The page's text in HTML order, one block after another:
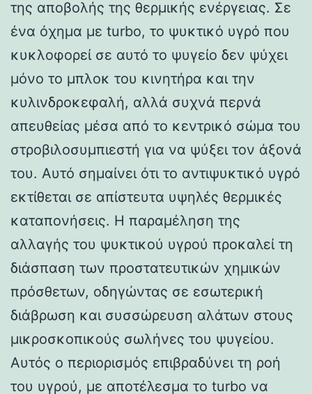
της αποβολής της θερμικής ενέργειας. Σε
ένα όχημα με turbo, το ψυκτικό υγρό που
κυκλοφορεί σε αυτό το ψυγείο δεν ψύχει
μόνο το μπλοκ του κινητήρα και την
κυλινδροκεφαλή, αλλά συχνά περνά
απευθείας μέσα από το κεντρικό σώμα του
στροβιλοσυμπιεστή για να ψύξει τον άξονά
του. Αυτό σημαίνει ότι το αντιψυκτικό υγρό
εκτίθεται σε απίστευτα υψηλές θερμικές
καταπονήσεις. Η παραμέληση της
αλλαγής του ψυκτικού υγρού προκαλεί τη
διάσπαση των προστατευτικών χημικών
πρόσθετων, οδηγώντας σε εσωτερική
διάβρωση και συσσώρευση αλάτων στους
μικροσκοπικούς σωλήνες του ψυγείου.
Αυτός ο περιορισμός επιβραδύνει τη ροή
του υγρού, με αποτέλεσμα το turbo να